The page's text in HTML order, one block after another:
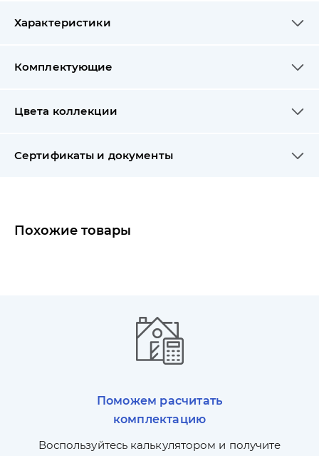
Характеристики
Комплектующие
Цвета коллекции
Сертификаты и документы
Похожие товары
Поможем расчитать
комплектацию
Воспользуйтесь калькулятором и получите